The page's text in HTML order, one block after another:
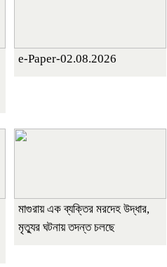
e-Paper-02.08.2026
মাগুরায় এক ব্যক্তির মরদেহ উদ্ধার,
মৃত্যুর ঘটনায় তদন্ত চলছে